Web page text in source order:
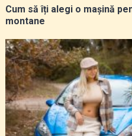
Cum să îți alegi o mașină
montane